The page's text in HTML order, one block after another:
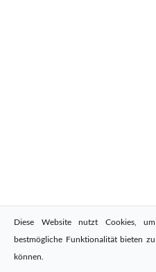
Diese Website nutzt Cookies, um
bestmögliche Funktionalität bieten zu
können.